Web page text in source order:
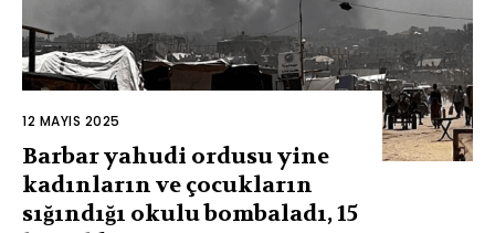
12 MAYIS 2025
Barbar yahudi ordusu yine
kadınların ve çocukların
sığındığı okulu bombaladı, 15